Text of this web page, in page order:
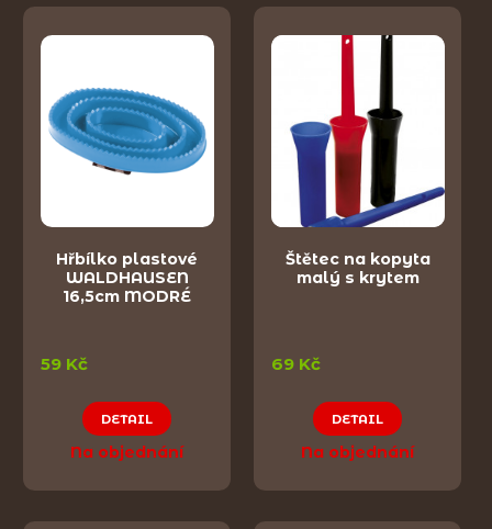
Hřbílko plastové
WALDHAUSEN
16,5cm MODRÉ
59 Kč
DETAIL
Na objednání
Štětec na kopyta
malý s krytem
69 Kč
DETAIL
Na objednání